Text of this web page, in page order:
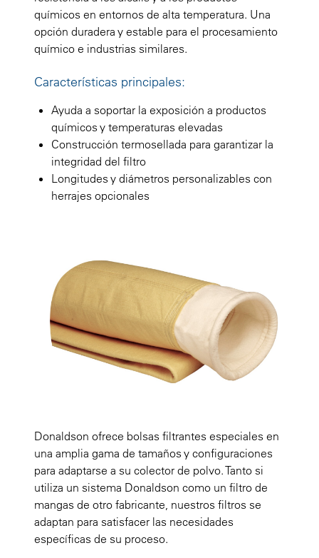
químicos en entornos de alta temperatura. Una
opción duradera y estable para el procesamiento
químico e industrias similares.
Características principales:
Ayuda a soportar la exposición a productos
químicos y temperaturas elevadas
Construcción termosellada para garantizar la
integridad del filtro
Longitudes y diámetros personalizables con
herrajes opcionales
Donaldson ofrece bolsas filtrantes especiales en
una amplia gama de tamaños y configuraciones
para adaptarse a su colector de polvo. Tanto si
utiliza un sistema Donaldson como un filtro de
mangas de otro fabricante, nuestros filtros se
adaptan para satisfacer las necesidades
específicas de su proceso.